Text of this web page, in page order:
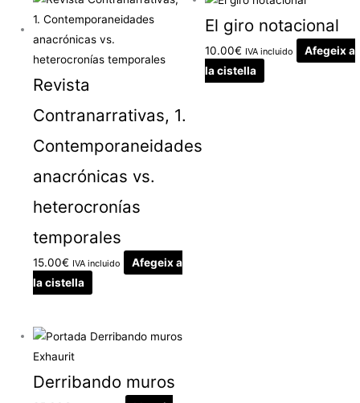
Revista
Contranarrativas, 1.
Contemporaneidades
anacrónicas vs.
heterocronías
temporales
15.00€ IVA incluido
Afegeix a
la cistella
El giro notacional
10.00€ IVA incluido
Afegeix a
la cistella
Exhaurit
Derribando muros